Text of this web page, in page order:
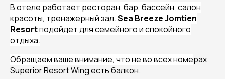
В отеле работает ресторан, бар, бассейн, салон
красоты, тренажерный зал.Sea Breeze Jomtien
Resortподойдет для семейного и спокойного
отдыха.
Обращаем ваше внимание, что не во всех номерах
Superior Resort Wing есть балкон.